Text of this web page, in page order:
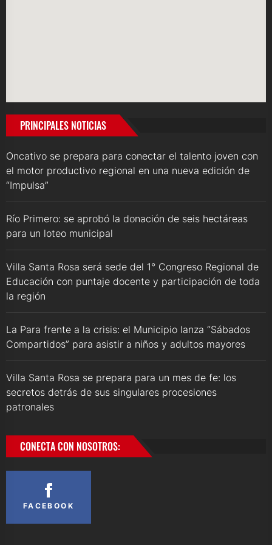
PRINCIPALES NOTICIAS
Oncativo se prepara para conectar el talento joven con
el motor productivo regional en una nueva edición de
“Impulsa”
Río Primero: se aprobó la donación de seis hectáreas
para un loteo municipal
Villa Santa Rosa será sede del 1° Congreso Regional de
Educación con puntaje docente y participación de toda
la región
La Para frente a la crisis: el Municipio lanza “Sábados
Compartidos” para asistir a niños y adultos mayores
Villa Santa Rosa se prepara para un mes de fe: los
secretos detrás de sus singulares procesiones
patronales
CONECTA CON NOSOTROS:
FACEBOOK